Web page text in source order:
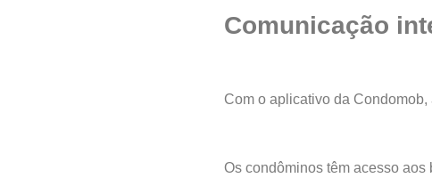
Comunicação
Com o aplicativo da
Os condôminos têm acesso